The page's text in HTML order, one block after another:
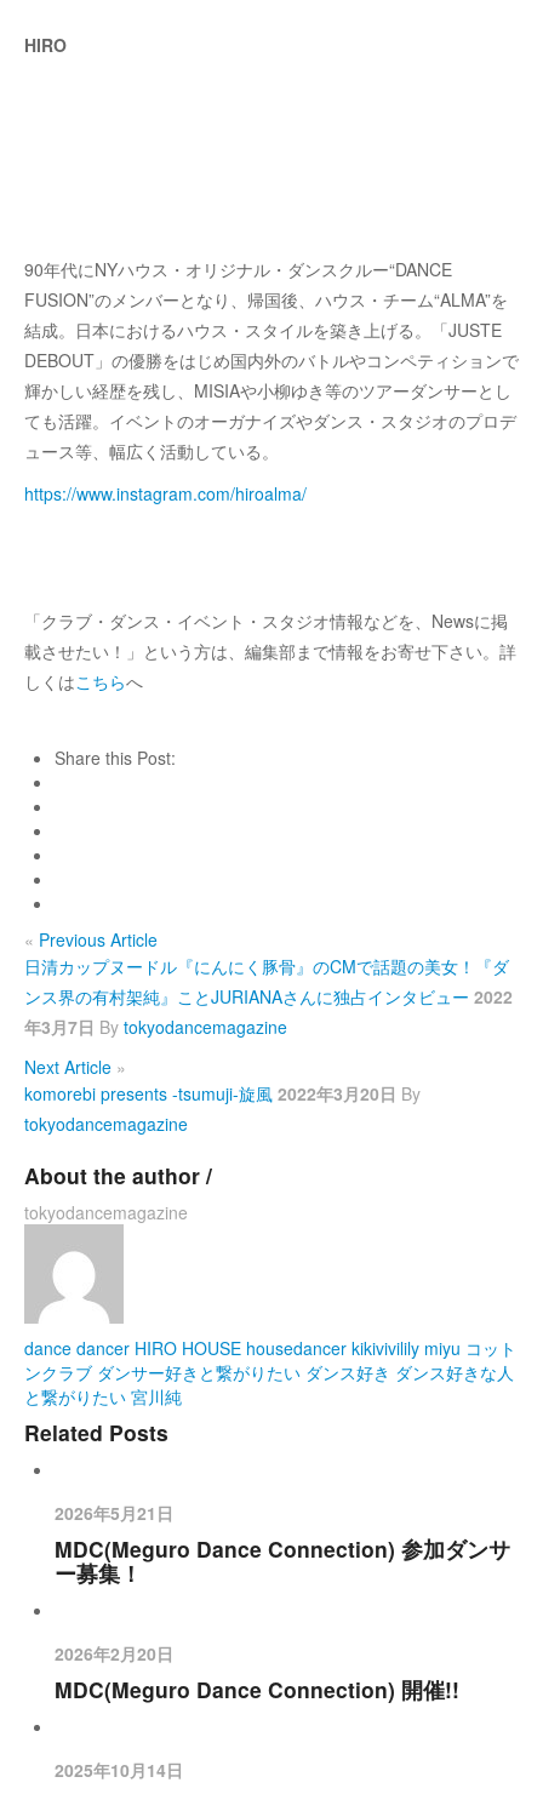
HIRO
90年代にNYハウス・オリジナル・ダンスクルー“DANCE
FUSION”のメンバーとなり、帰国後、ハウス・チーム“ALMA”を
結成。日本におけるハウス・スタイルを築き上げる。「JUSTE
DEBOUT」の優勝をはじめ国内外のバトルやコンペティションで
輝かしい経歴を残し、MISIAや小柳ゆき等のツアーダンサーとし
ても活躍。イベントのオーガナイズやダンス・スタジオのプロデ
ュース等、幅広く活動している。
https://www.instagram.com/hiroalma/
「クラブ・ダンス・イベント・スタジオ情報などを、Newsに掲
載させたい！」という方は、編集部まで情報をお寄せ下さい。詳
しくはこちらへ
Share this Post:
« Previous Article
日清カップヌードル『にんにく豚骨』のCMで話題の美女！『ダ
ンス界の有村架純』ことJURIANAさんに独占インタビュー 2022
年3月7日 By tokyodancemagazine
Next Article »
komorebi presents -tsumuji-旋風 2022年3月20日 By
tokyodancemagazine
About the author /
tokyodancemagazine
dance dancer HIRO HOUSE housedancer kikivivilily miyu コット
ンクラブ ダンサー好きと繋がりたい ダンス好き ダンス好きな人
と繋がりたい 宮川純
Related Posts
2026年5月21日
MDC(Meguro Dance Connection) 参加ダンサ
ー募集！
2026年2月20日
MDC(Meguro Dance Connection) 開催!!
2025年10月14日